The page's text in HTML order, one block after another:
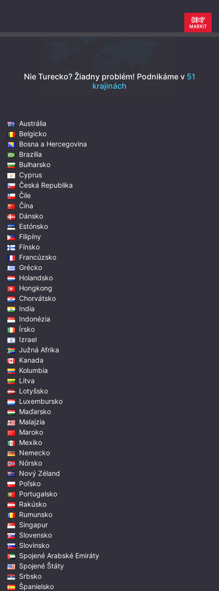
Nie Turecko? Žiadny problém! Podnikáme v 51
krajinách
Austrália
Belgicko
Bosna a Hercegovina
Brazília
Bulharsko
Cyprus
Česká Republika
Čile
Čína
Dánsko
Estónsko
Filipíny
Fínsko
Francúzsko
Grécko
Holandsko
Hongkong
Chorvátsko
India
Indonézia
Írsko
Izrael
Južná Afrika
Kanada
Kolumbia
Litva
Lotyšsko
Luxembursko
Maďarsko
Malajzia
Maroko
Mexiko
Nemecko
Nórsko
Nový Zéland
Poľsko
Portugalsko
Rakúsko
Rumunsko
Singapur
Slovensko
Slovinsko
Spojené Arabské Emiráty
Spojené Štáty
Srbsko
Španielsko